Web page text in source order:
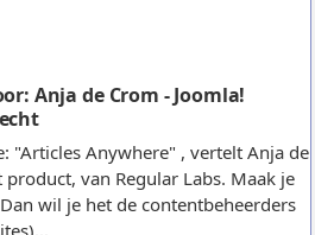
Anja de Crom - Joomla!
"Articles Anywhere" , vertelt Anja de
van Regular Labs. Maak je
wil je het de contentbeheerders